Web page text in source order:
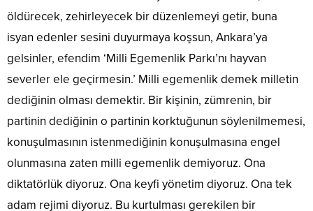
öldürecek, zehirleyecek bir düzenlemeyi getir, buna
isyan edenler sesini duyurmaya koşsun, Ankara’ya
gelsinler, efendim ‘Milli Egemenlik Parkı’nı hayvan
severler ele geçirmesin.’ Milli egemenlik demek milletin
dediğinin olması demektir. Bir kişinin, zümrenin, bir
partinin dediğinin o partinin korktuğunun söylenilmemesi,
konuşulmasının istenmediğinin konuşulmasına engel
olunmasına zaten milli egemenlik demiyoruz. Ona
diktatörlük diyoruz. Ona keyfi yönetim diyoruz. Ona tek
adam rejimi diyoruz. Bu kurtulması gerekilen bir